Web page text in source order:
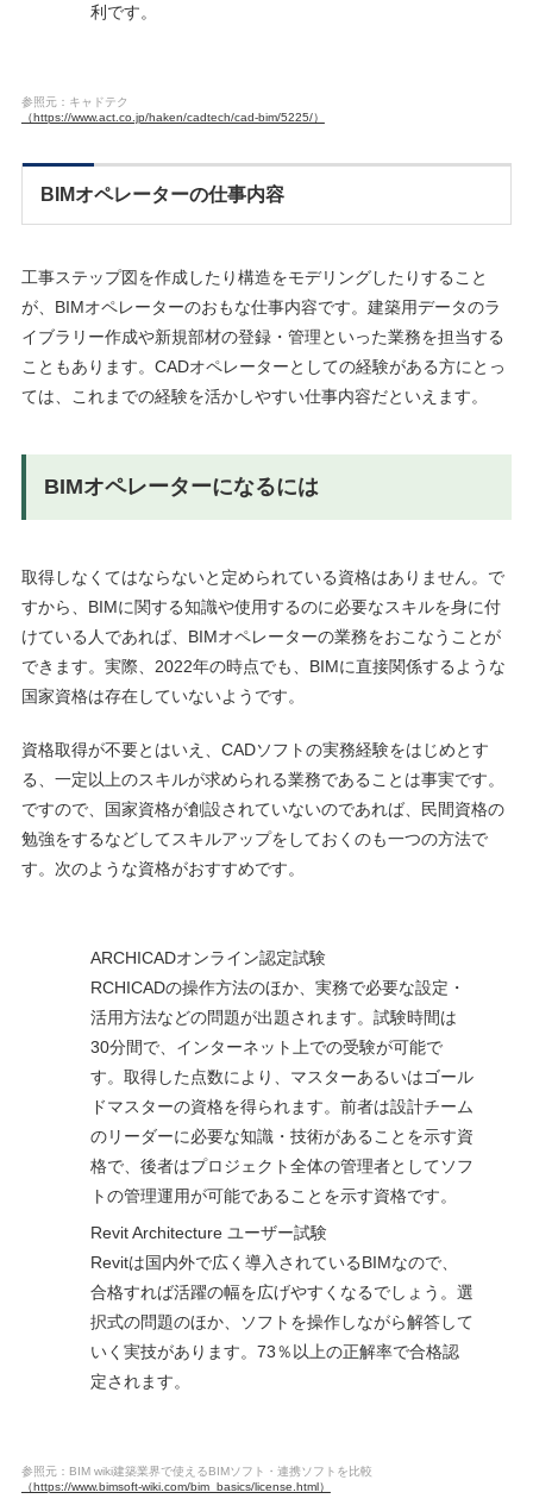
利です。
参照元：キャドテク
（https://www.act.co.jp/haken/cadtech/cad-bim/5225/）
BIMオペレーターの仕事内容
工事ステップ図を作成したり構造をモデリングしたりすること
が、BIMオペレーターのおもな仕事内容です。建築用データのラ
イブラリー作成や新規部材の登録・管理といった業務を担当する
こともあります。CADオペレーターとしての経験がある方にとっ
ては、これまでの経験を活かしやすい仕事内容だといえます。
BIMオペレーターになるには
取得しなくてはならないと定められている資格はありません。で
すから、BIMに関する知識や使用するのに必要なスキルを身に付
けている人であれば、BIMオペレーターの業務をおこなうことが
できます。実際、2022年の時点でも、BIMに直接関係するような
国家資格は存在していないようです。
資格取得が不要とはいえ、CADソフトの実務経験をはじめとす
る、一定以上のスキルが求められる業務であることは事実です。
ですので、国家資格が創設されていないのであれば、民間資格の
勉強をするなどしてスキルアップをしておくのも一つの方法で
す。次のような資格がおすすめです。
ARCHICADオンライン認定試験
RCHICADの操作方法のほか、実務で必要な設定・
活用方法などの問題が出題されます。試験時間は
30分間で、インターネット上での受験が可能で
す。取得した点数により、マスターあるいはゴール
ドマスターの資格を得られます。前者は設計チーム
のリーダーに必要な知識・技術があることを示す資
格で、後者はプロジェクト全体の管理者としてソフ
トの管理運用が可能であることを示す資格です。
Revit Architecture ユーザー試験
Revitは国内外で広く導入されているBIMなので、
合格すれば活躍の幅を広げやすくなるでしょう。選
択式の問題のほか、ソフトを操作しながら解答して
いく実技があります。73％以上の正解率で合格認
定されます。
参照元：BIM wiki建築業界で使えるBIMソフト・連携ソフトを比較
（https://www.bimsoft-wiki.com/bim_basics/license.html）